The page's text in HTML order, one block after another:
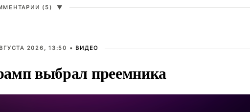
(5) ▼
2026, 13:50 • ВИДЕО
выбрал преемника